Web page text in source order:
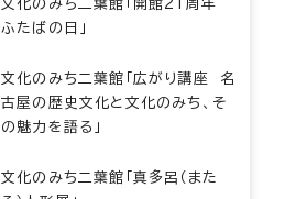
文化のみち二葉館「開館21周年
ふたばの日」
文化のみち二葉館「広がり講座 名
古屋の歴史文化と文化のみち、そ
の魅力を語る」
文化のみち二葉館「真多呂（また